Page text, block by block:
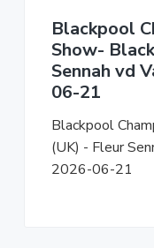
Blackpool
Show-
Sennah vd
06-21
Blackpool
(UK) - Fleur
2026-06-21